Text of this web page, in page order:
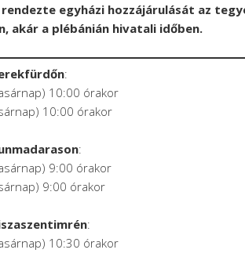
egyházi hozzájárulását az
akár a plébánián hivatali időben.
:
10:00 órakor
10:00 órakor
:
9:00 órakor
9:00 órakor
:
10:30 órakor